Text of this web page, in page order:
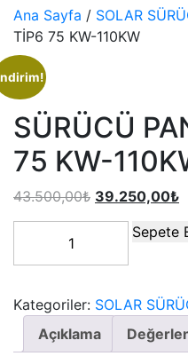
Ana Sayfa / SOLAR
TİP6 75 KW-110KW
SÜRÜCÜ
75 KW-
43.500,00₺ 39.250,00₺
Sepete
Kategoriler: SOLAR
Açıklama